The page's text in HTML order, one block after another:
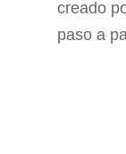
creado
paso a